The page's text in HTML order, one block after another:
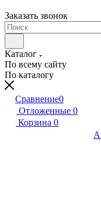
Заказать звонок
Каталог
По всему сайту
По каталогу
Сравнение0
Отложенные 0
Корзина 0